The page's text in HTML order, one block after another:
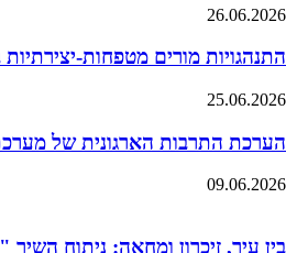
26.06.2026
התנהגויות מורים מטפחות-
25.06.2026
הערכת התרבות הארגונית של
09.06.2026
בין עיר, זיכרון ומחאה: ניתוח